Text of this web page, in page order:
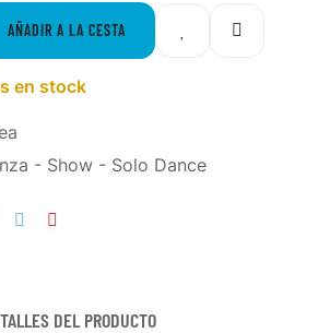
AÑADIR A LA CESTA
en stock
- Show - Solo Dance
DEL PRODUCTO